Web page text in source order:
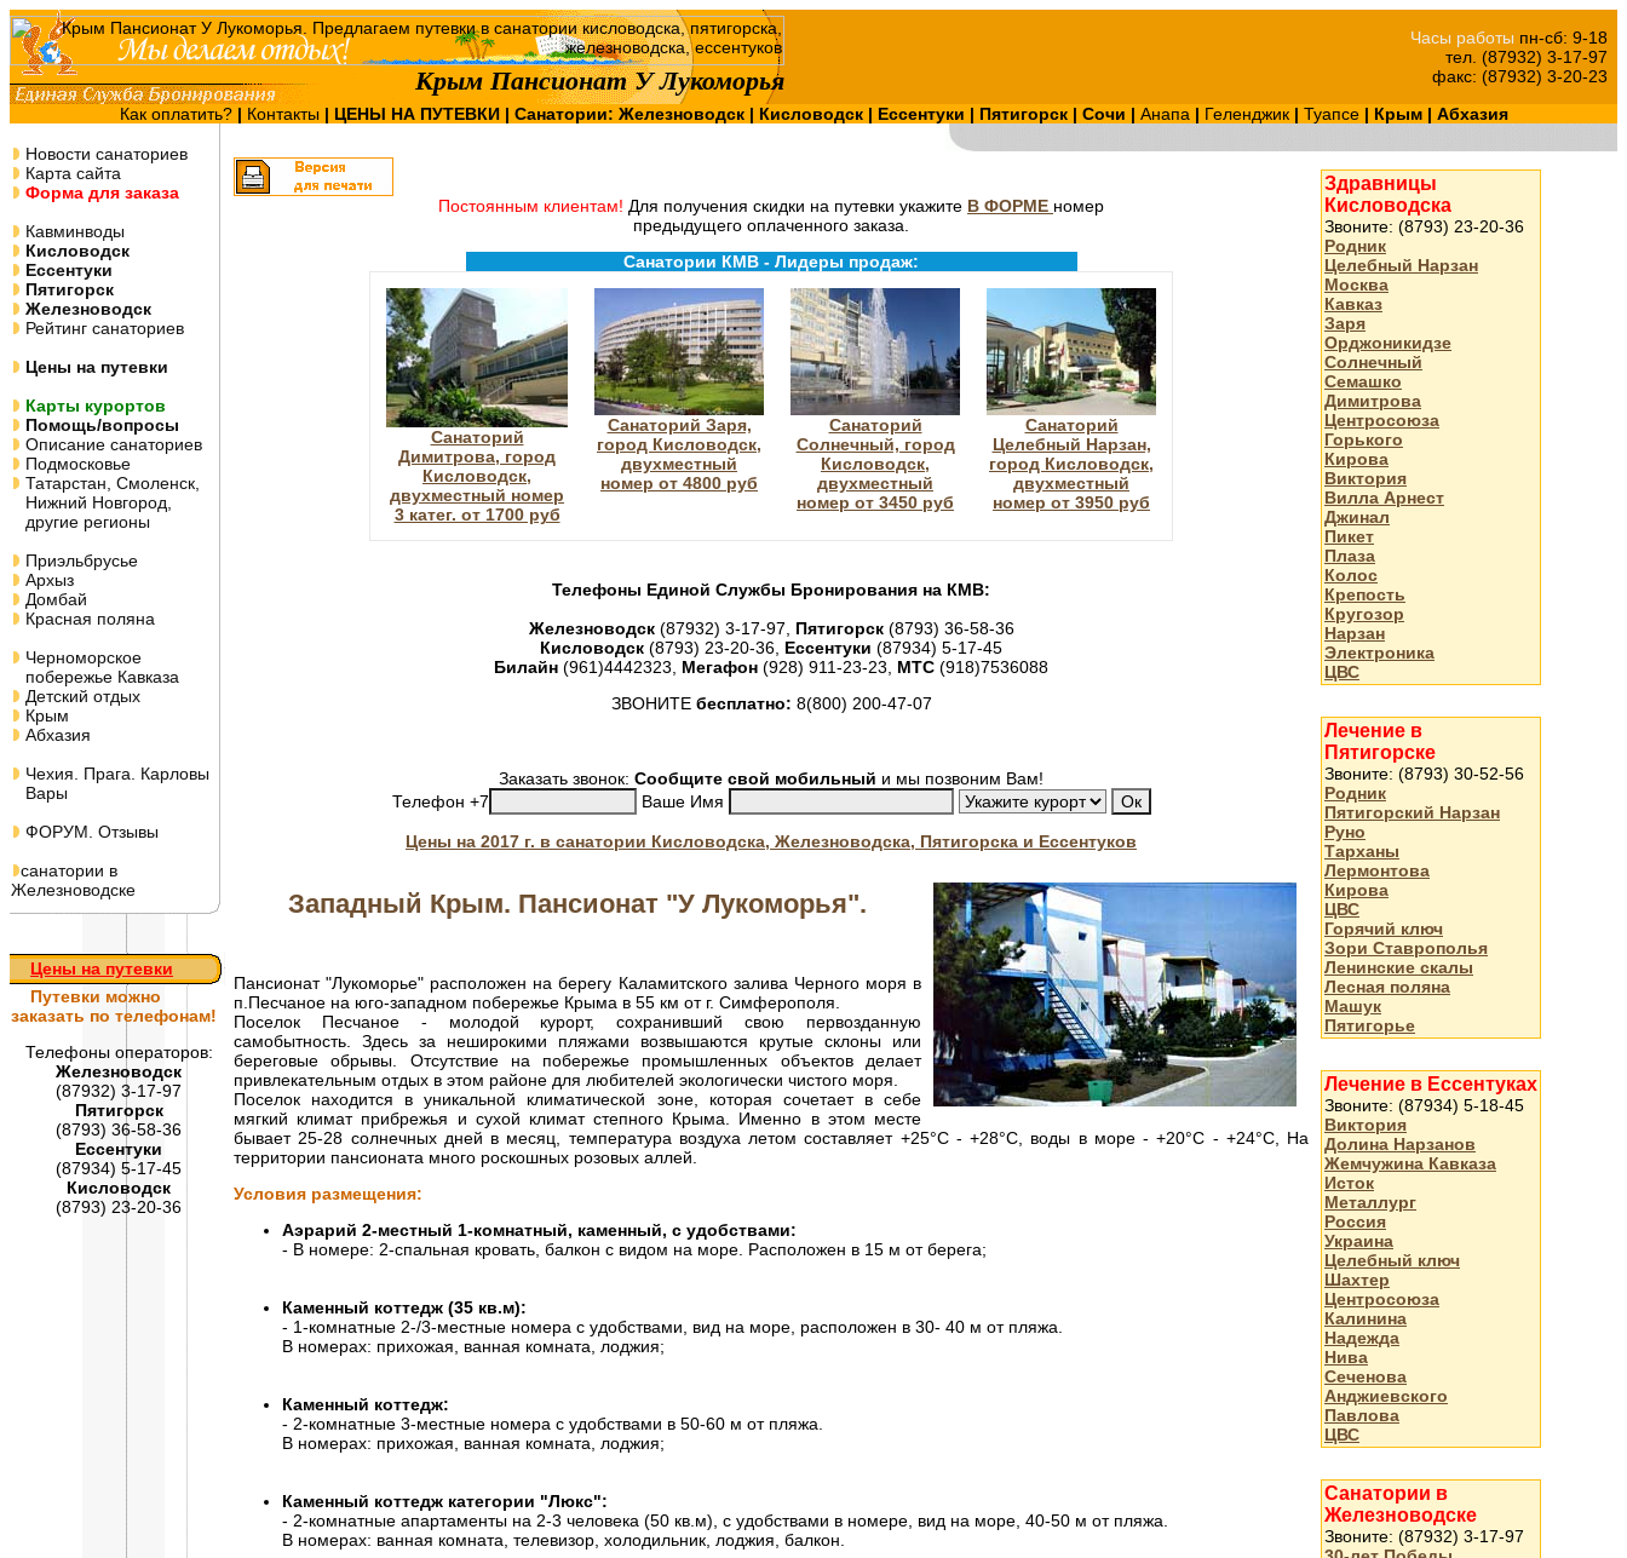
Крым Пансионат У Лукоморья
Часы работы пн-сб: 9-18
тел. (87932) 3-17-97
факс: (87932) 3-20-23
Как оплатить? | Контакты | ЦЕНЫ НА ПУТЕВКИ| Санатории: Железноводск| Кисловодск | Ессентуки | Пятигорск| Сочи | Анапа | Геленджик | Туапсе| Крым| Абхазия
Новости санаториев
Карта сайта
Форма для заказа
Кавминводы
Кисловодск
Ессентуки
Пятигорск
Железноводск
Рейтинг санаториев
Цены на путевки
Карты курортов
Помощь/вопросы
Описание санаториев
Подмосковье
Татарстан, Смоленск,
Нижний Новгород,
другие регионы
Приэльбрусье
Архыз
Домбай
Красная поляна
Черноморское
побережье Кавказа
Детский отдых
Крым
Абхазия
Чехия. Прага. Карловы
Вары
ФОРУМ. Отзывы
санатории в
Железноводске
Цены на путевки
Путевки можно
заказать по телефонам!
Телефоны операторов:
Железноводск
(87932) 3-17-97
Пятигорск
(8793) 36-58-36
Ессентуки
(87934) 5-17-45
Кисловодск
(8793) 23-20-36
Постоянным клиентам! Для получения скидки на путевки укажите В ФОРМЕ номер
предыдущего оплаченного заказа.
Санатории КМВ - Лидеры продаж:
Санаторий
Димитрова, город
Кисловодск,
двухместный номер
3 катег. от 1700 руб
Санаторий Заря,
город Кисловодск,
двухместный
номер от 4800 руб
Санаторий
Солнечный, город
Кисловодск,
двухместный
номер от 3450 руб
Санаторий
Целебный Нарзан,
город Кисловодск,
двухместный
номер от 3950 руб
Телефоны Единой Службы Бронирования на КМВ:
Железноводск (87932) 3-17-97, Пятигорск (8793) 36-58-36
Кисловодск (8793) 23-20-36, Ессентуки (87934) 5-17-45
Билайн (961)4442323, Мегафон (928) 911-23-23, МТС (918)7536088
ЗВОНИТЕ бесплатно: 8(800) 200-47-07
Заказать звонок: Сообщите свой мобильный и мы позвоним Вам!
Телефон +7
Ваше Имя
Цены на 2017 г. в санатории Кисловодска, Железноводска, Пятигорска и Ессентуков
Западный Крым. Пансионат "У Лукоморья".
Пансионат "Лукоморье" расположен на берегу Каламитского залива Черного моря в
п.Песчаное на юго-западном побережье Крыма в 55 км от г. Симферополя.
Поселок Песчаное - молодой курорт, сохранивший свою первозданную
самобытность. Здесь за неширокими пляжами возвышаются крутые склоны или
береговые обрывы. Отсутствие на побережье промышленных объектов делает
привлекательным отдых в этом районе для любителей экологически чистого моря.
Поселок находится в уникальной климатической зоне, которая сочетает в себе
мягкий климат прибрежья и сухой климат степного Крыма. Именно в этом месте
бывает 25-28 солнечных дней в месяц, температура воздуха летом составляет +25°С - +28°С, воды в море - +20°С - +24°С, На
территории пансионата много роскошных розовых аллей.
Условия размещения:
Аэрарий 2-местный 1-комнатный, каменный, с удобствами:
- В номере: 2-спальная кровать, балкон с видом на море. Расположен в 15 м от берега;
Каменный коттедж (35 кв.м):
- 1-комнатные 2-/3-местные номера с удобствами, вид на море, расположен в 30- 40 м от пляжа.
В номерах: прихожая, ванная комната, лоджия;
Каменный коттедж:
- 2-комнатные 3-местные номера с удобствами в 50-60 м от пляжа.
В номерах: прихожая, ванная комната, лоджия;
Каменный коттедж категории "Люкс":
- 2-комнатные апартаменты на 2-3 человека (50 кв.м), с удобствами в номере, вид на море, 40-50 м от пляжа.
В номерах: ванная комната, телевизор, холодильник, лоджия, балкон.
Здравницы
Кисловодска
Звоните: (8793) 23-20-36
Родник
Целебный Нарзан
Москва
Кавказ
Заря
Орджоникидзе
Солнечный
Семашко
Димитрова
Центросоюза
Горького
Кирова
Виктория
Вилла Арнест
Джинал
Пикет
Плаза
Колос
Крепость
Кругозор
Нарзан
Электроника
ЦВС
Лечение в
Пятигорске
Звоните: (8793) 30-52-56
Родник
Пятигорский Нарзан
Руно
Тарханы
Лермонтова
Кирова
ЦВС
Горячий ключ
Зори Ставрополья
Ленинские скалы
Лесная поляна
Машук
Пятигорье
Лечение в Ессентуках
Звоните: (87934) 5-18-45
Виктория
Долина Нарзанов
Жемчужина Кавказа
Исток
Металлург
Россия
Украина
Целебный ключ
Шахтер
Центросоюза
Калинина
Надежда
Нива
Сеченова
Анджиевского
Павлова
ЦВС
Санатории в
Железноводске
Звоните: (87932) 3-17-97